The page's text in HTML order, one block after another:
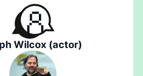
Wilcox (actor)